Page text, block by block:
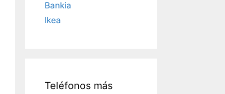
Bankia
Ikea
Teléfonos más